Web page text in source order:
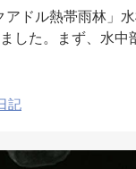
アドル熱帯雨林」
した。まず、水中
記